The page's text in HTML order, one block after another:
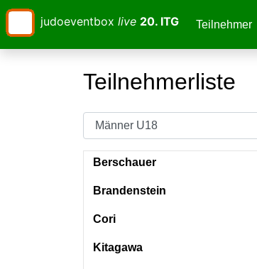
judoeventbox live 20. ITG Teilnehmer
Teilnehmerliste
Berschauer
Brandenstein
Cori
Kitagawa